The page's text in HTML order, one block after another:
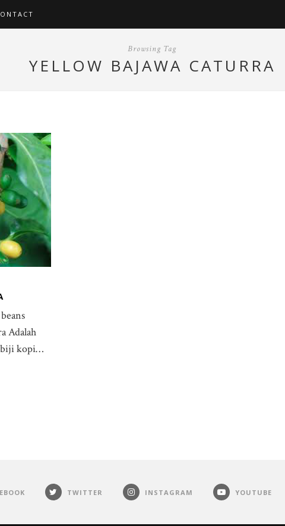
Browsing Tag
YELLOW BAJAWA CATURRA
Adalah
biji kopi…
TWITTER INSTAGRAM YOUTUBE